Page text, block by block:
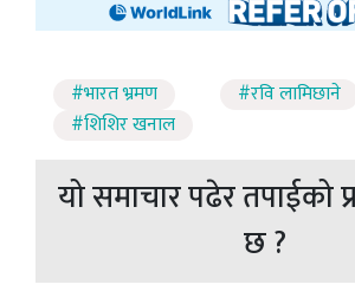
#भारत भ्रमण
#रवि लामिछाने
#शिशिर खनाल
यो समाचार पढेर तपाईको
छ ?